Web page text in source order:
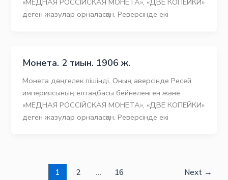
деген жазулар орналасқан. Реверсінде екі
Монета. 2 тиын. 1906 ж.
Mонета дөңгелек пішінді. Оның аверсінде Ресей
империясының елтаңбасы бейнеленген және
«МЕДНАЯ РОССIЙСКАЯ МОНЕТА», «ДВЕ КОПЕЙКИ»
деген жазулар орналасқан. Реверсінде екі
1 2 … 16 Next →